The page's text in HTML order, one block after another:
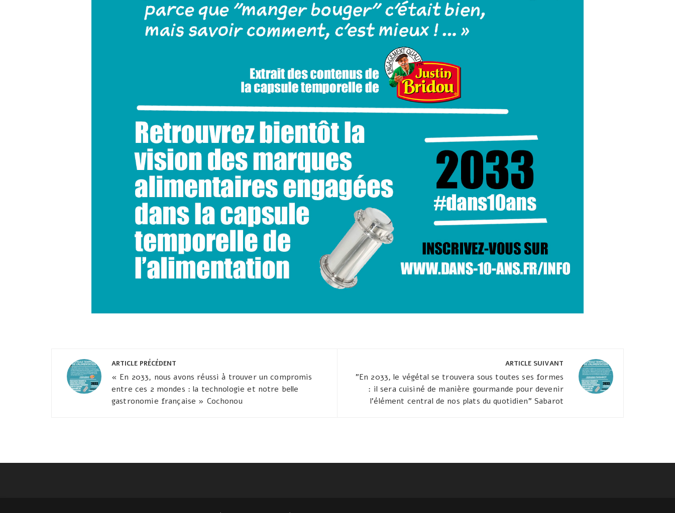
Navigation
de
l’article
ARTICLE PRÉCÉDENT
« En 2033, nous avons réussi à trouver un compromis
entre ces 2 mondes : la technologie et notre belle
gastronomie française » Cochonou
ARTICLE SUIVANT
"En 2033, le végétal se trouvera sous toutes ses formes
: il sera cuisiné de manière gourmande pour devenir
l'élément central de nos plats du quotidien" Sabarot